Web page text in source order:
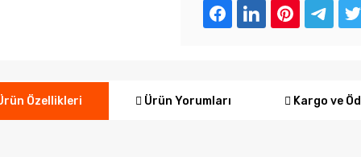
Özellikleri Ürün Yorumları Kargo ve